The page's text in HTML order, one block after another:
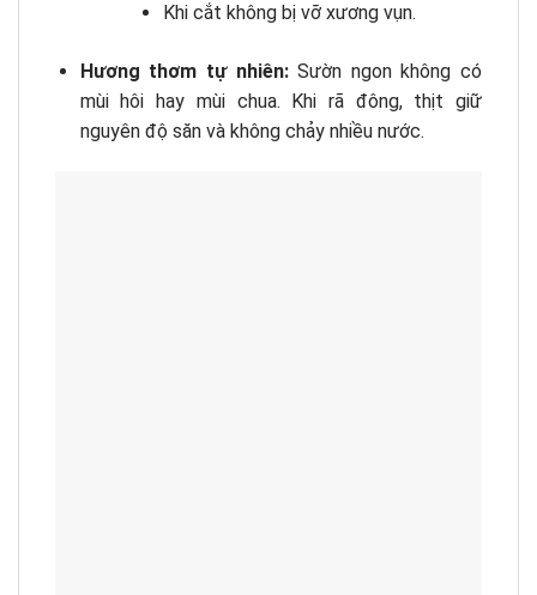
Khi cắt không bị vỡ xương vụn.
Hương thơm tự nhiên:Sườn ngon không có
mùi hôi hay mùi chua. Khi rã đông, thịt giữ
nguyên độ săn và không chảy nhiều nước.